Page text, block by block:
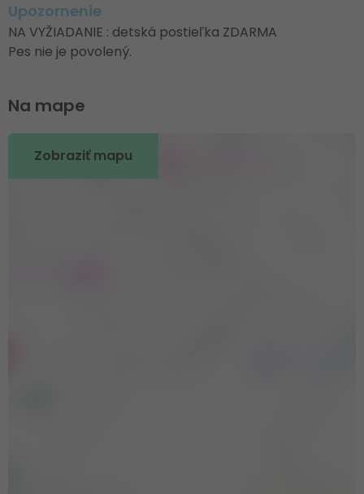
Upozornenie
NA VYŽIADANIE : detská postieľka ZDARMA
Pes nie je povolený.
Na mape
Zobraziť mapu